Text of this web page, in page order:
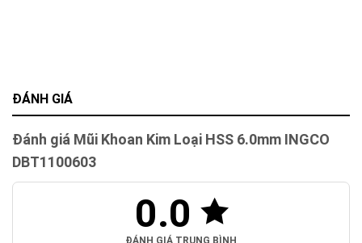
ĐÁNH GIÁ
Đánh giá Mũi Khoan Kim Loại HSS 6.0mm INGCO
DBT1100603
0.0
ĐÁNH GIÁ TRUNG BÌNH